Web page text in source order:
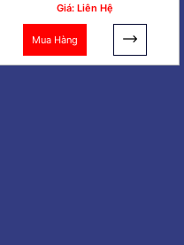
Giá: Liên Hệ
Mua Hàng